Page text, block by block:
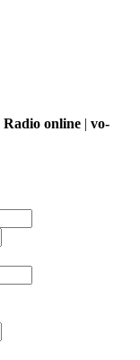
Radio online | vo-